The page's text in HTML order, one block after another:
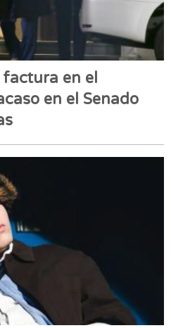
factura en el
en el Senado